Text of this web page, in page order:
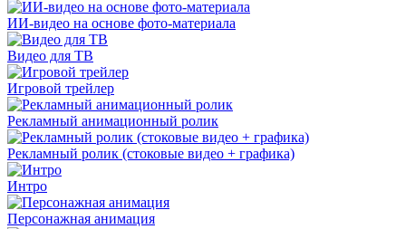
ИИ-видео на основе фото-материала
Видео для ТВ
Игровой трейлер
Рекламный анимационный ролик
Рекламный ролик (стоковые видео + графика)
Интро
Персонажная анимация